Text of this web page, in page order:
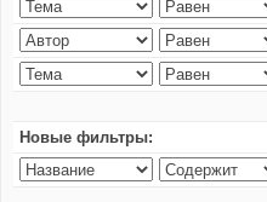
Новые фильтры: